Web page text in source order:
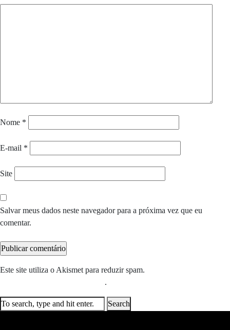
Nome *
E-mail *
Site
Salvar meus dados neste navegador para a próxima vez que eu
comentar.
Este site utiliza o Akismet para reduzir spam.
.
Search